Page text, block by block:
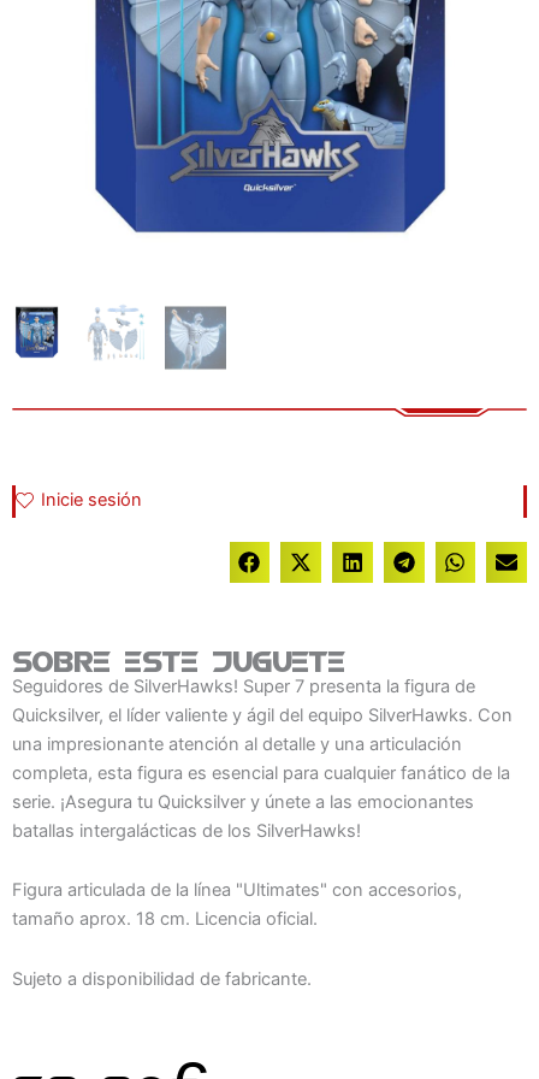
Inicie sesión
Sobre este juguete
Seguidores de SilverHawks! Super 7 presenta la figura de
Quicksilver, el líder valiente y ágil del equipo SilverHawks. Con
una impresionante atención al detalle y una articulación
completa, esta figura es esencial para cualquier fanático de la
serie. ¡Asegura tu Quicksilver y únete a las emocionantes
batallas intergalácticas de los SilverHawks!
Figura articulada de la línea "Ultimates" con accesorios,
tamaño aprox. 18 cm. Licencia oficial.
Sujeto a disponibilidad de fabricante.